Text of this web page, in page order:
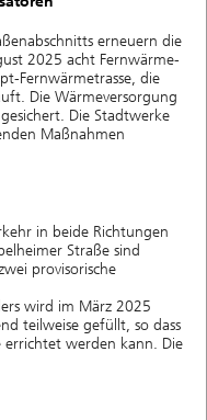
erneuern die
2025 acht Fernwärme-
Fernwärmetrasse, die
Die Wärmeversorgung
Die Stadtwerke
Maßnahmen
in beide Richtungen
Straße sind
provisorische
wird im März 2025
teilweise gefüllt, so dass
errichtet werden kann. Die